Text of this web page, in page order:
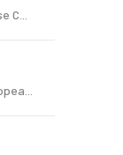
C...